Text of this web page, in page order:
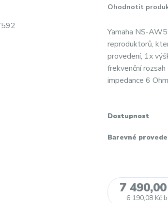
Ohodnotit
Yamaha NS-
reproduktorů,
provedení, 1x
frekvenční
impedance 6
Dostupnost
Barevné
7
6 190,08 Kč